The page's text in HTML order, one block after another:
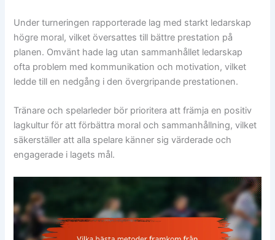
Under turneringen rapporterade lag med starkt ledarskap
högre moral, vilket översattes till bättre prestation på
planen. Omvänt hade lag utan sammanhållet ledarskap
ofta problem med kommunikation och motivation, vilket
ledde till en nedgång i den övergripande prestationen.
Tränare och spelarleder bör prioritera att främja en positiv
lagkultur för att förbättra moral och sammanhållning, vilket
säkerställer att alla spelare känner sig värderade och
engagerade i lagets mål.